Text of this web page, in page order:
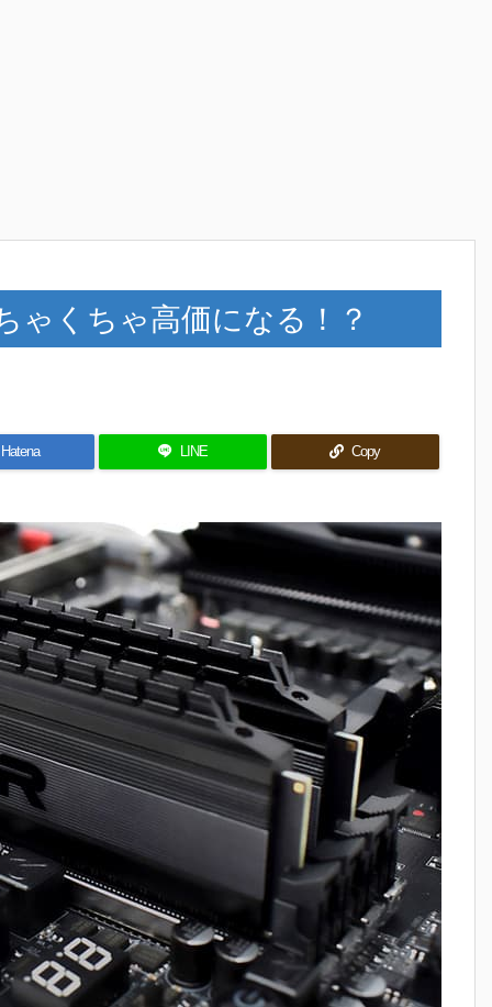
ゃくちゃ高価になる！？
Hatena LINE Copy